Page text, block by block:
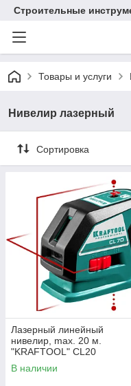
Строительные
Товары и услуги
Нивелир лазерный
Сортировка
Лазерный линейный
нивелир, max. 20 м.
"KRAFTOOL" CL20
(Германия)
В наличии